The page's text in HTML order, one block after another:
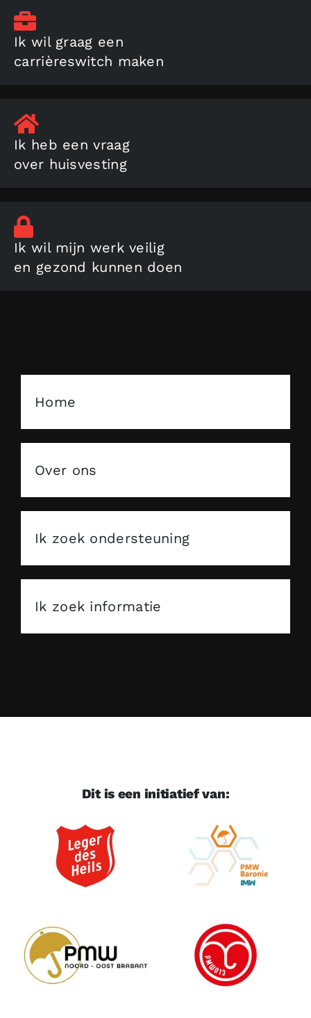
Ik wil graag een
carrièreswitch maken
Ik heb een vraag
over huisvesting
Ik wil mijn werk veilig
en gezond kunnen doen
Home
Over ons
Ik zoek ondersteuning
Ik zoek informatie
Dit is een initiatief van: